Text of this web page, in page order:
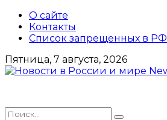
О сайте
Контакты
Список запрещенных в
Пятница, 7 августа, 2026